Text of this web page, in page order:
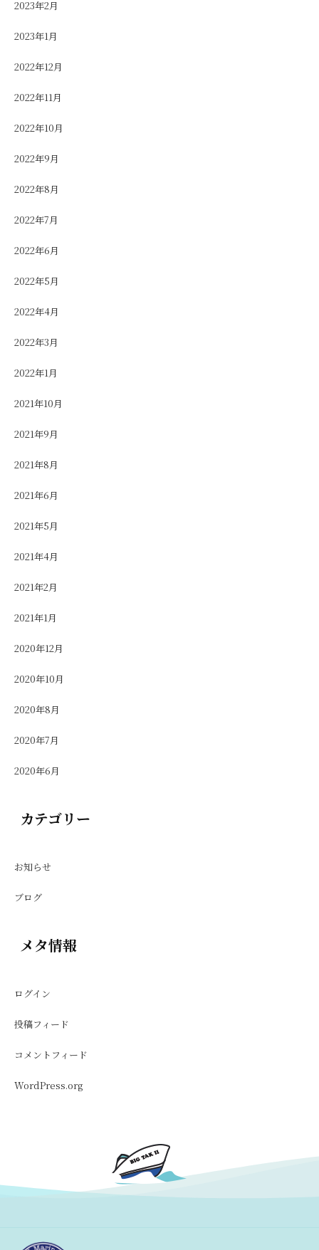
2023年2月
2023年1月
2022年12月
2022年11月
2022年10月
2022年9月
2022年8月
2022年7月
2022年6月
2022年5月
2022年4月
2022年3月
2022年1月
2021年10月
2021年9月
2021年8月
2021年6月
2021年5月
2021年4月
2021年2月
2021年1月
2020年12月
2020年10月
2020年8月
2020年7月
2020年6月
カテゴリー
お知らせ
ブログ
メタ情報
ログイン
投稿フィード
コメントフィード
WordPress.org